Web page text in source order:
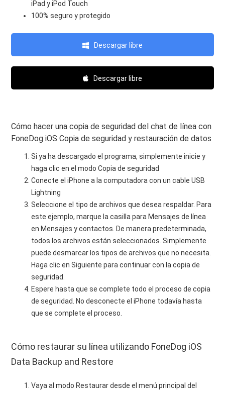
iPad y iPod Touch
100% seguro y protegido
Descargar libre
Descargar libre
Cómo hacer una copia de seguridad del chat de línea con
FoneDog iOS Copia de seguridad y restauración de datos
Si ya ha descargado el programa, simplemente inicie y
haga clic en el modo Copia de seguridad
Conecte el iPhone a la computadora con un cable USB
Lightning
Seleccione el tipo de archivos que desea respaldar. Para
este ejemplo, marque la casilla para Mensajes de línea
en Mensajes y contactos. De manera predeterminada,
todos los archivos están seleccionados. Simplemente
puede desmarcar los tipos de archivos que no necesita.
Haga clic en Siguiente para continuar con la copia de
seguridad.
Espere hasta que se complete todo el proceso de copia
de seguridad. No desconecte el iPhone todavía hasta
que se complete el proceso.
Cómo restaurar su línea utilizando FoneDog iOS
Data Backup and Restore
Vaya al modo Restaurar desde el menú principal del